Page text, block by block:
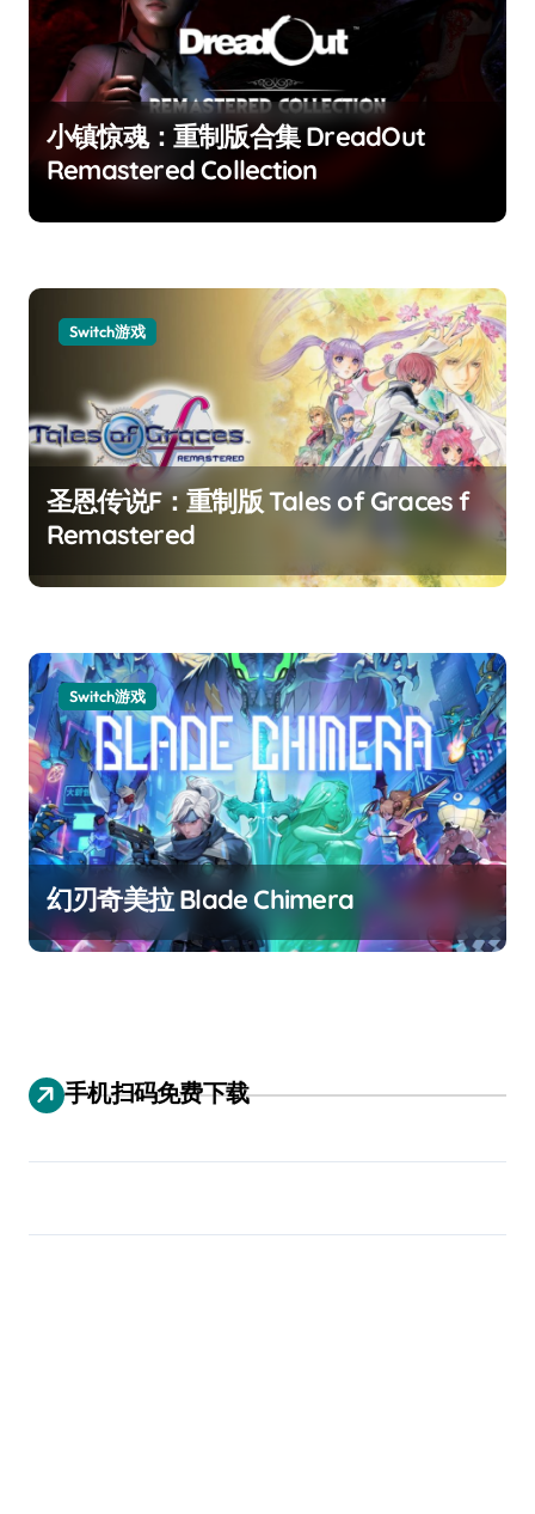
小镇惊魂：重制版合集 DreadOut
Remastered Collection
Switch游戏
圣恩传说F：重制版 Tales of Graces f
Remastered
Switch游戏
幻刃奇美拉 Blade Chimera
手机扫码免费下载